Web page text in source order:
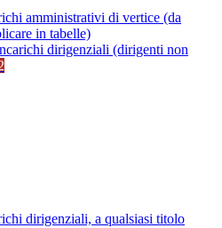
amministrativi di vertice (da
in tabelle)
dirigenziali (dirigenti non
dirigenziali, a qualsiasi titolo